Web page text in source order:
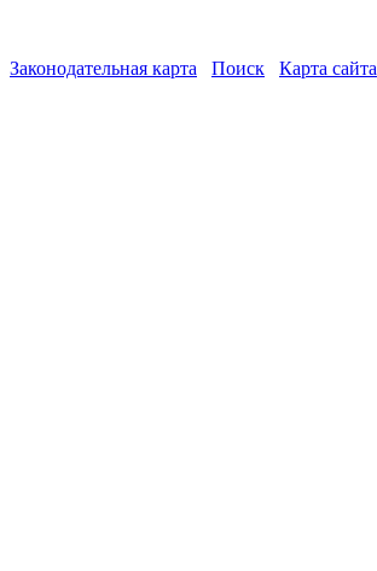
Законодательная карта Поиск Карта сайта